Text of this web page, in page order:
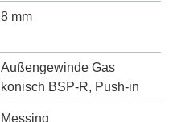
8 mm
Außengewinde Gas
konisch BSP-R, Push-in
Messing